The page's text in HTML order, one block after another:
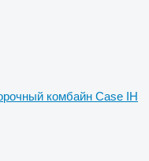
комбайн Case IH